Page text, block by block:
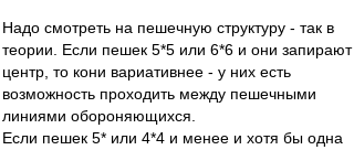
Надо смотреть на пешечную структуру - так в
теории. Если пешек 5*5 или 6*6 и они запирают
центр, то кони вариативнее - у них есть
возможность проходить между пешечными
линиями обороняющихся.
Если пешек 5* или 4*4 и менее и хотя бы одна